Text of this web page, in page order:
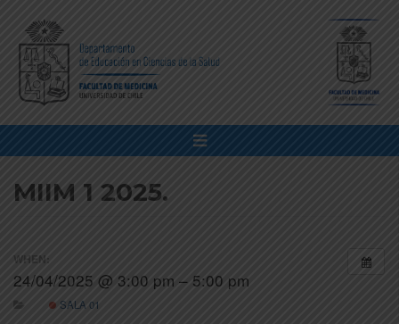
MIIM 1 2025.
WHEN:
24/04/2025 @ 3:00 pm – 5:00 pm
SALA 01